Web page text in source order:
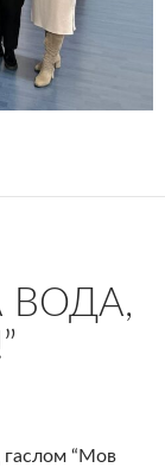
ВОДА,
гаслом “Мов